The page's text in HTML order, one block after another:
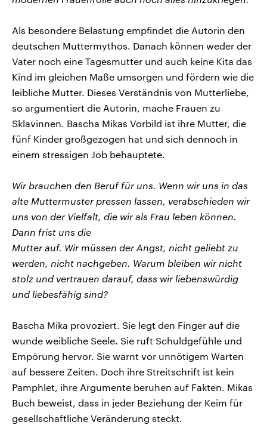
Als besondere Belastung empfindet die Autorin den
deutschen Muttermythos. Danach können weder der
Vater noch eine Tagesmutter und auch keine Kita das
Kind im gleichen Maße umsorgen und fördern wie die
leibliche Mutter. Dieses Verständnis von Mutterliebe,
so argumentiert die Autorin, mache Frauen zu
Sklavinnen. Bascha Mikas Vorbild ist ihre Mutter, die
fünf Kinder großgezogen hat und sich dennoch in
einem stressigen Job behauptete.
Wir brauchen den Beruf für uns. Wenn wir uns in das
alte Muttermuster pressen lassen, verabschieden wir
uns von der Vielfalt, die wir als Frau leben können.
Dann frist uns die
Mutter auf. Wir müssen der Angst, nicht geliebt zu
werden, nicht nachgeben. Warum bleiben wir nicht
stolz und vertrauen darauf, dass wir liebenswürdig
und liebesfähig sind?
Bascha Mika provoziert. Sie legt den Finger auf die
wunde weibliche Seele. Sie ruft Schuldgefühle und
Empörung hervor. Sie warnt vor unnötigem Warten
auf bessere Zeiten. Doch ihre Streitschrift ist kein
Pamphlet, ihre Argumente beruhen auf Fakten. Mikas
Buch beweist, dass in jeder Beziehung der Keim für
gesellschaftliche Veränderung steckt.